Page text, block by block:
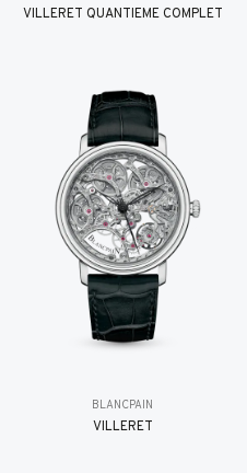
VILLERET QUANTIÈME COMPLET
BLANCPAIN
VILLERET